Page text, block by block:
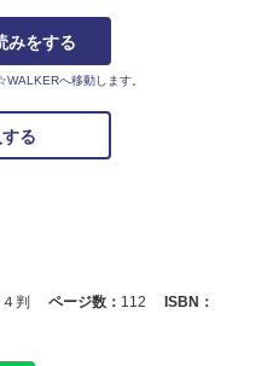
みをする
へ移動します。
る
判 ページ数： 112
ISBN：